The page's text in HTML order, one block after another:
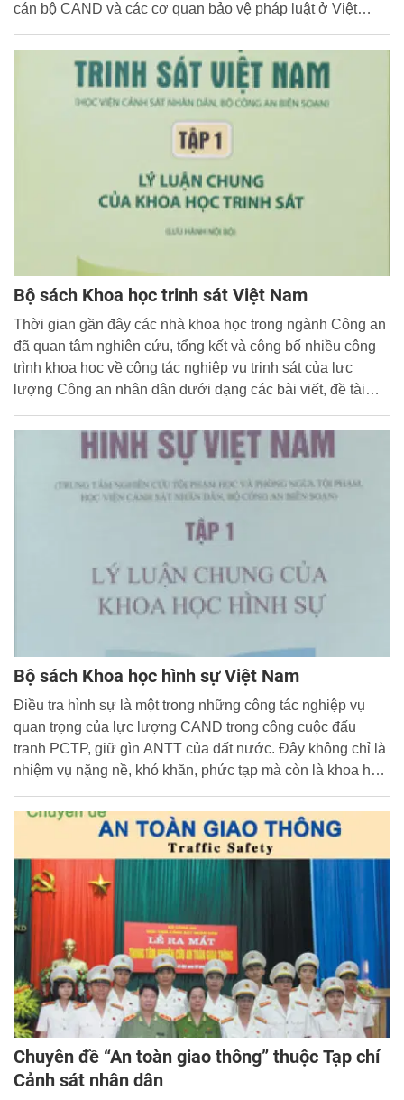
cán bộ CAND và các cơ quan bảo vệ pháp luật ở Việt
Bộ sách Khoa học trinh sát Việt Nam
Thời gian gần đây các nhà khoa học trong ngành Công an
đã quan tâm nghiên cứu, tổng kết và công bố nhiều công
trình khoa học về công tác nghiệp vụ trinh sát của lực
lượng Công an nhân dân dưới dạng các bài viết, đề tài
trình nghiệp vụ ở các Học viện, nhà trường Công an nhân
Bộ sách Khoa học hình sự Việt Nam
Điều tra hình sự là một trong những công tác nghiệp vụ
quan trọng của lực lượng CAND trong công cuộc đấu
tranh PCTP, giữ gìn ANTT của đất nước. Đây không chỉ là
nhiệm vụ nặng nề, khó khăn, phức tạp mà còn là khoa học,
Chuyên đề “An toàn giao thông” thuộc Tạp chí
Cảnh sát nhân dân